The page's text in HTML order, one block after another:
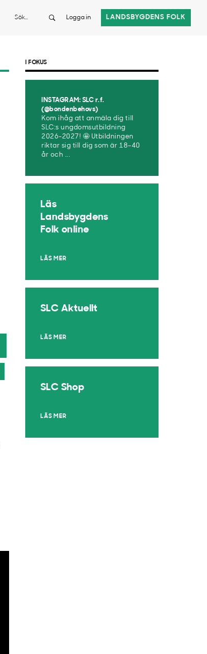
Sök Logga in LANDSBYGDENS FOLK
I FOKUS
INSTAGRAM: SLC r.f.
(@bondenbehovs)
Kom ihåg att anmäla dig till
SLC:s ungdomsutbildning
2026-2027! 🤩 Utbildningen
riktar sig till dig som är 18–40
år och ...
Läs
Landsbygdens
Folk online
LÄS MER
SLC Aktuellt
LÄS MER
SLC Shop
LÄS MER